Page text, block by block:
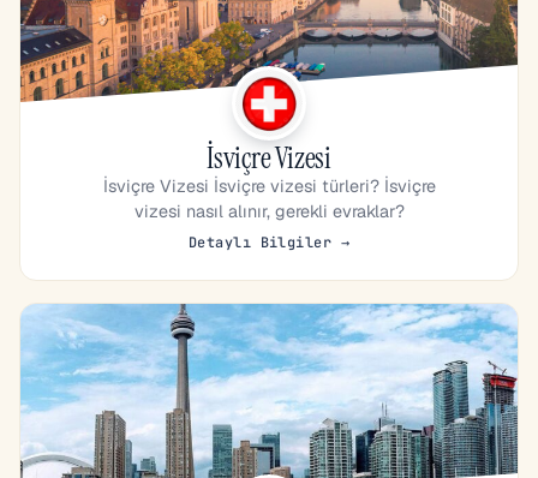
İsviçre Vizesi
İsviçre Vizesi İsviçre vizesi türleri? İsviçre
vizesi nasıl alınır, gerekli evraklar?
Detaylı Bilgiler →